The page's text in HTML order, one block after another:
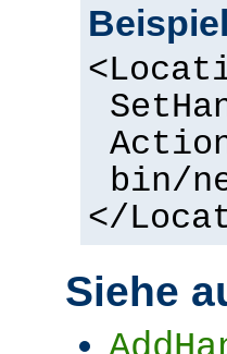
Beispiel
bin/
</
Siehe